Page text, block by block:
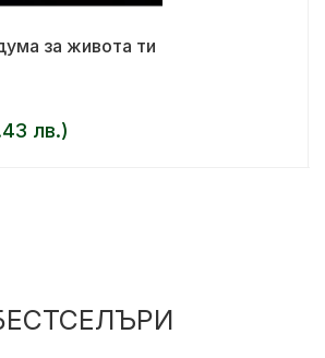
за живота ти
лв.)